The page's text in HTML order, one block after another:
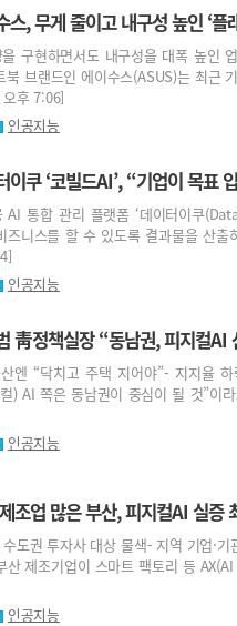
스, 무게 줄이고 내구성 높인 ‘플
구현하면서도 내구성을 대폭 높인
북 브랜드인 에이수스(ASUS)는 최
후 7:06]
인공지능
이쿠 ‘코빌드AI’, “기업이 목표
AI 통합 관리 플랫폼 ‘데이터이쿠
즈니스를 할 수 있도록 결과물을 산
인공지능
靑정책실장 “동남권, 피지컬AI
엔 “닥치고 주택 지어야”- 지지율
컬) AI 쪽은 동남권이 중심이 될 것”
인공지능
조업 많은 부산, 피지컬AI 실증
도권 투자사 대상 물색- 지역 기업·
산 제조기업이 스마트 팩토리 등
인공지능